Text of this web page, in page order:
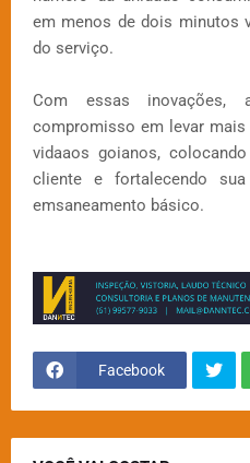
em menos de dois minutos
do serviço.
Com essas inovações,
compromisso em levar
vidaaos goianos,
cliente e fortalecendo
emsaneamento básico.
Facebook